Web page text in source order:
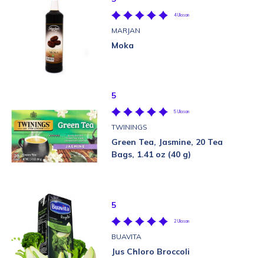
4 Ulasan
MARJAN
Moka
5
5 Ulasan
TWININGS
Green Tea, Jasmine, 20 Tea
Bags, 1.41 oz (40 g)
5
2 Ulasan
BUAVITA
Jus Chloro Broccoli